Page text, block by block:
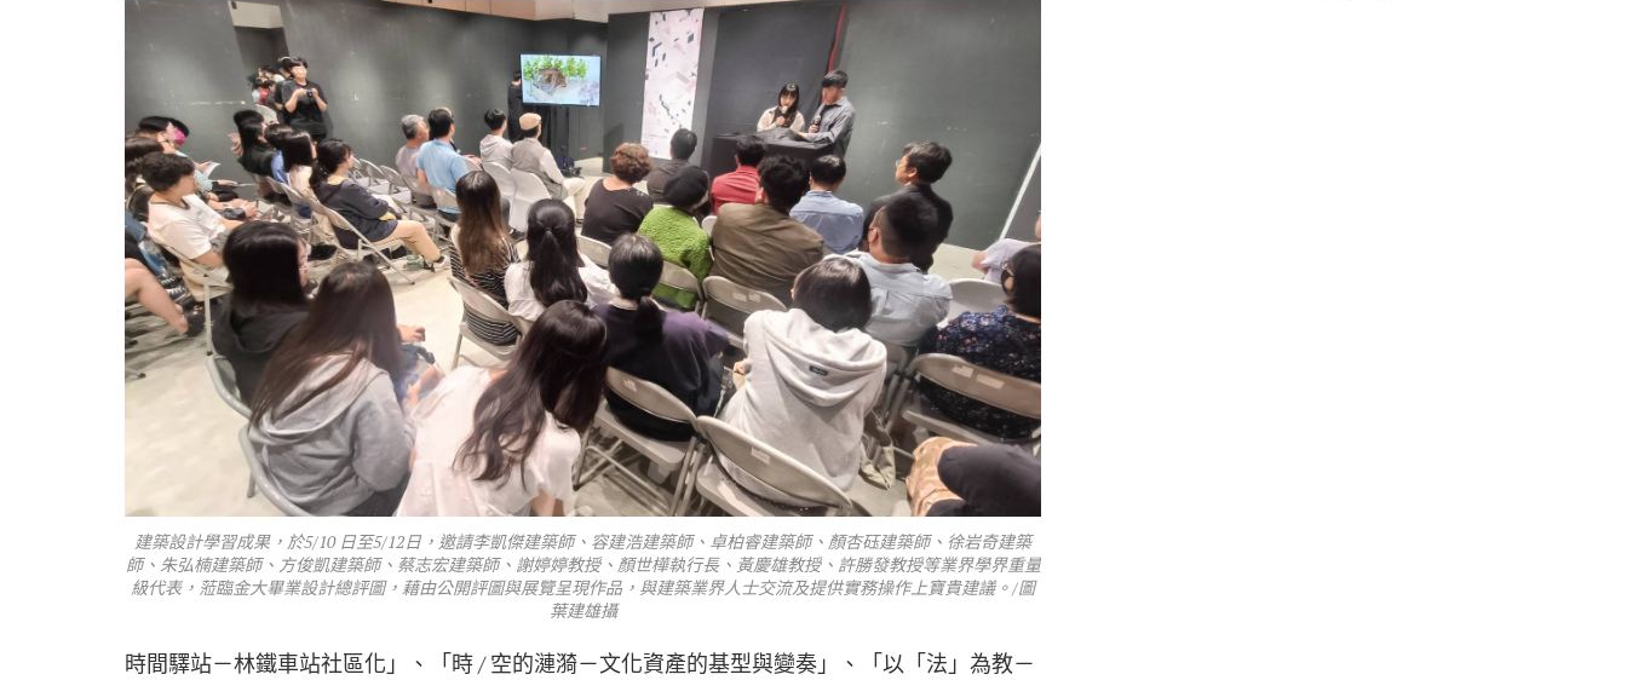
建築設計學習成果，於5/10 日至5/12日，邀請李凱傑建築師、容建浩建築師、卓柏睿建築師、顏杏砡建築師、徐岩奇建築
師、朱弘楠建築師、方俊凱建築師、蔡志宏建築師、謝婷婷教授、顏世樺執行長、黃慶雄教授、許勝發教授等業界學界重量
級代表，蒞臨金大畢業設計總評圖，藉由公開評圖與展覽呈現作品，與建築業界人士交流及提供實務操作上寶貴建議。/圖
葉建雄攝
時間驛站－林鐵車站社區化」、「時 / 空的漣漪－文化資產的基型與變奏」、「以「法」為教－